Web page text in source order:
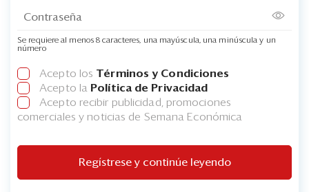
Se requiere al menos 8 caracteres, una mayúscula, una minúscula y un
número
Acepto los Términos y Condiciones
Acepto la Política de Privacidad
Acepto recibir publicidad, promociones
comerciales y noticias de Semana Económica
Regístrese y continúe leyendo